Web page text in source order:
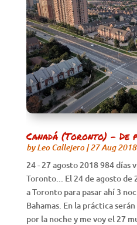
Canadá (Toronto) – De
byLeo Callejero|27 Aug 2018
24 - 27 agosto 2018 984 días
Toronto... El 24 de agosto de
a Toronto para pasar ahí 3
Bahamas. En la práctica
por la noche y me voy el 27